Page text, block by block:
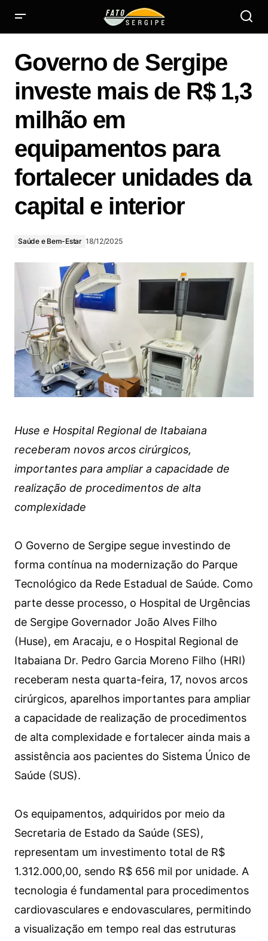
Governo de Sergipe
investe mais de R$ 1,3
milhão em
equipamentos para
fortalecer unidades da
capital e interior
Saúde e Bem-Estar 18/12/2025
Huse e Hospital Regional de Itabaiana
receberam novos arcos cirúrgicos,
importantes para ampliar a capacidade de
realização de procedimentos de alta
complexidade
O Governo de Sergipe segue investindo de
forma contínua na modernização do Parque
Tecnológico da Rede Estadual de Saúde. Como
parte desse processo, o Hospital de Urgências
de Sergipe Governador João Alves Filho
(Huse), em Aracaju, e o Hospital Regional de
Itabaiana Dr. Pedro Garcia Moreno Filho (HRI)
receberam nesta quarta-feira, 17, novos arcos
cirúrgicos, aparelhos importantes para ampliar
a capacidade de realização de procedimentos
de alta complexidade e fortalecer ainda mais a
assistência aos pacientes do Sistema Único de
Saúde (SUS).
Os equipamentos, adquiridos por meio da
Secretaria de Estado da Saúde (SES),
representam um investimento total de R$
1.312.000,00, sendo R$ 656 mil por unidade. A
tecnologia é fundamental para procedimentos
cardiovasculares e endovasculares, permitindo
a visualização em tempo real das estruturas